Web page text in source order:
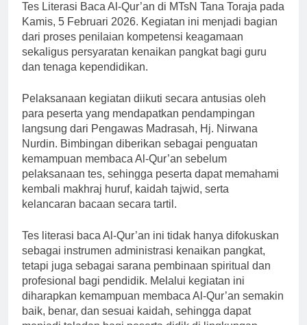
Tes Literasi Baca Al-Qur’an di MTsN Tana Toraja pada
Kamis, 5 Februari 2026. Kegiatan ini menjadi bagian
dari proses penilaian kompetensi keagamaan
sekaligus persyaratan kenaikan pangkat bagi guru
dan tenaga kependidikan.
Pelaksanaan kegiatan diikuti secara antusias oleh
para peserta yang mendapatkan pendampingan
langsung dari Pengawas Madrasah, Hj. Nirwana
Nurdin. Bimbingan diberikan sebagai penguatan
kemampuan membaca Al-Qur’an sebelum
pelaksanaan tes, sehingga peserta dapat memahami
kembali makhraj huruf, kaidah tajwid, serta
kelancaran bacaan secara tartil.
Tes literasi baca Al-Qur’an ini tidak hanya difokuskan
sebagai instrumen administrasi kenaikan pangkat,
tetapi juga sebagai sarana pembinaan spiritual dan
profesional bagi pendidik. Melalui kegiatan ini
diharapkan kemampuan membaca Al-Qur’an semakin
baik, benar, dan sesuai kaidah, sehingga dapat